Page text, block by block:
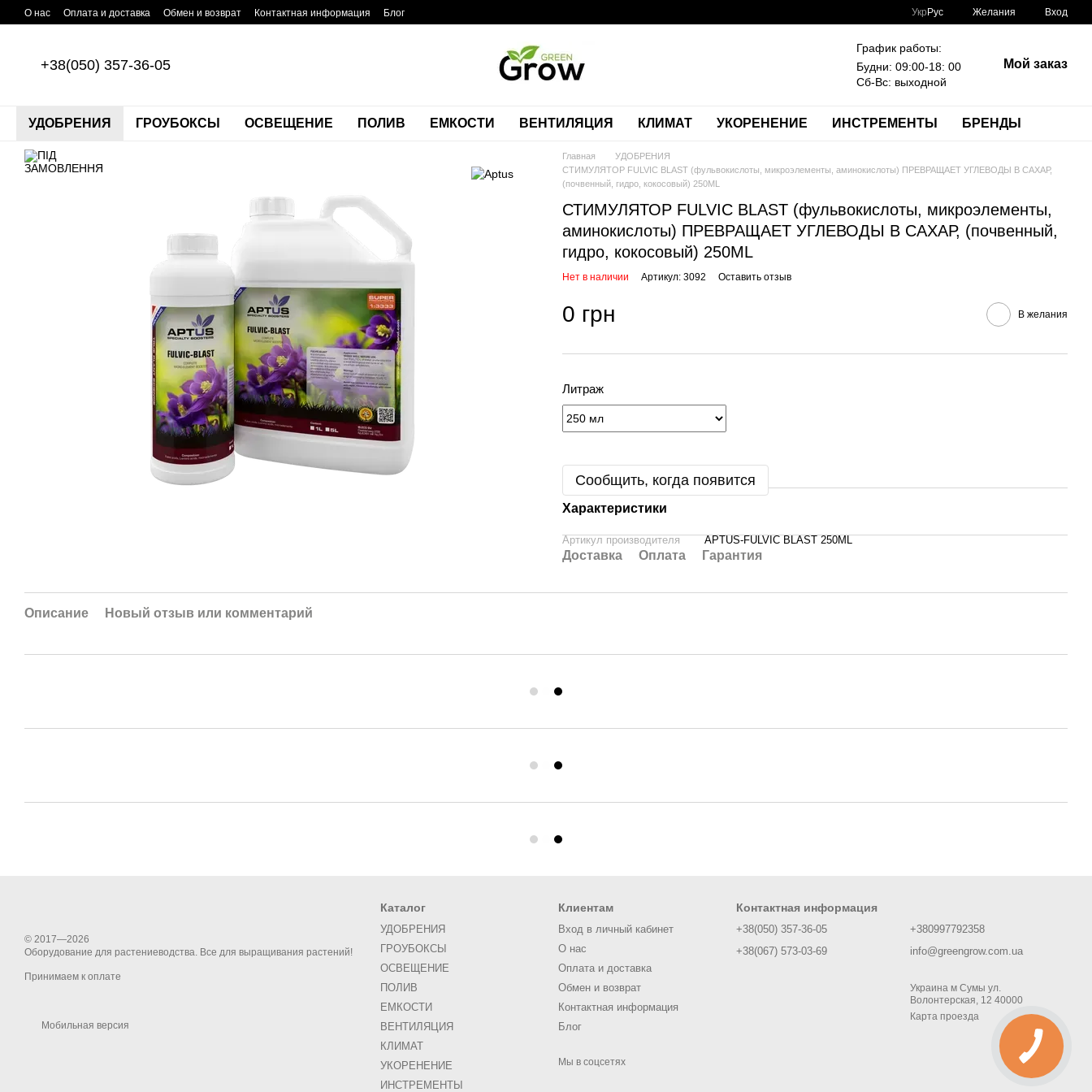
Перейти к основному контенту
О нас Оплата и доставка Обмен и возврат Контактная информация Блог Укр Рус Желания Вход
+38(050) 357-36-05
График работы:
Будни: 09:00-18: 00
Сб-Вс: выходной
Мой заказ
УДОБРЕНИЯ ГРОУБОКСЫ ОСВЕЩЕНИЕ ПОЛИВ ЕМКОСТИ ВЕНТИЛЯЦИЯ КЛИМАТ УКОРЕНЕНИЕ ИНСТРЕМЕНТЫ БРЕНДЫ
Главная
УДОБРЕНИЯ
СТИМУЛЯТОР FULVIC BLAST (фульвокислоты, микроэлементы, аминокислоты) ПРЕВРАЩАЕТ УГЛЕВОДЫ В САХАР,
(почвенный, гидро, кокосовый) 250ML
СТИМУЛЯТОР FULVIC BLAST (фульвокислоты, микроэлементы,
аминокислоты) ПРЕВРАЩАЕТ УГЛЕВОДЫ В САХАР, (почвенный,
гидро, кокосовый) 250ML
Нет в наличии Артикул: 3092 Оставить отзыв
0 грн В желания
Литраж
Сообщить, когда появится
Характеристики
Артикул производителя APTUS-FULVIC BLAST 250ML
Доставка Оплата Гарантия
Описание Новый отзыв или комментарий
© 2017—2026
Оборудование для растениеводства. Все для выращивания растений!
Принимаем к оплате
Мобильная версия
Каталог
УДОБРЕНИЯ
ГРОУБОКСЫ
ОСВЕЩЕНИЕ
ПОЛИВ
ЕМКОСТИ
ВЕНТИЛЯЦИЯ
КЛИМАТ
УКОРЕНЕНИЕ
ИНСТРЕМЕНТЫ
Клиентам
Вход в личный кабинет
О нас
Оплата и доставка
Обмен и возврат
Контактная информация
Блог
Мы в соцсетях
Контактная информация
+38(050) 357-36-05
+38(067) 573-03-69
+380997792358
info@greengrow.com.ua
Украина м Сумы ул.
Волонтерская, 12 40000
Карта проезда